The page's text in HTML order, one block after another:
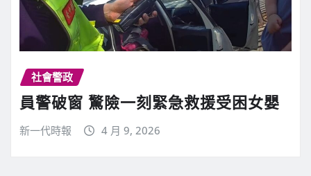
社會警政
員警破窗 驚險一刻緊急救援受困女嬰
新一代時報 4 月 9, 2026